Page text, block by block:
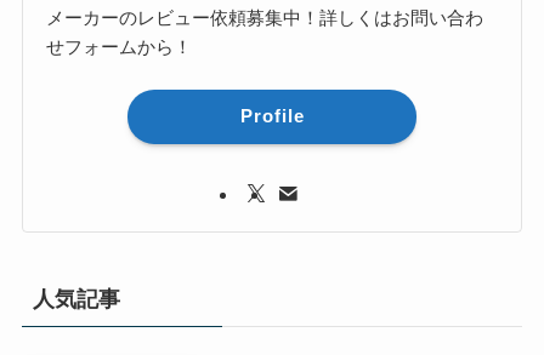
メーカーのレビュー依頼募集中！詳しくはお問い合わ
せフォームから！
Profile
人気記事